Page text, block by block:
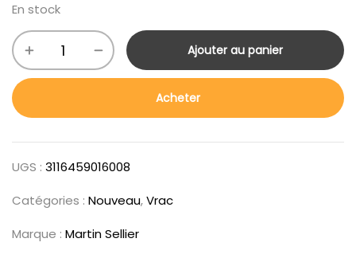
En stock
Ajouter au panier
Acheter
UGS : 3116459016008
Catégories : Nouveau,Vrac
Marque : Martin Sellier